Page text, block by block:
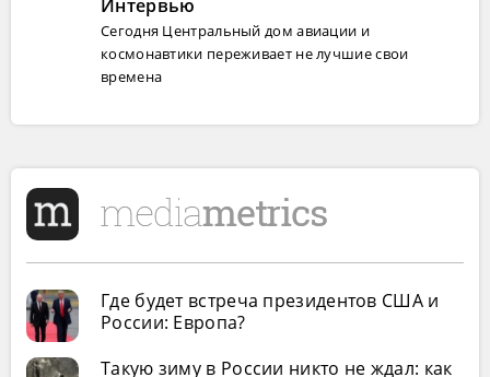
Интервью
Сегодня Центральный дом авиации и
космонавтики переживает не лучшие свои
времена
Где будет встреча президентов США и
России: Европа?
Такую зиму в России никто не ждал: как